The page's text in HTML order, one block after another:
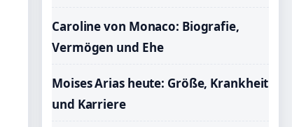
Caroline von Monaco: Biografie,
Vermögen und Ehe
Moises Arias heute: Größe, Krankheit
und Karriere